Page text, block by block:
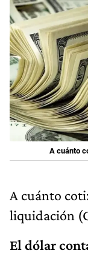
A cuánto
A cuánto
liquidación
El dólar